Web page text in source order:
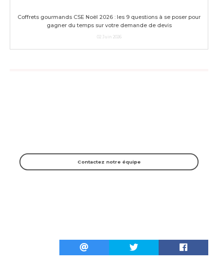
Coffrets gourmands CSE Noël 2026 : les 9 questions à se poser pour
gagner du temps sur votre demande de devis
02 Juin 2026
Contac­tez notre équipe